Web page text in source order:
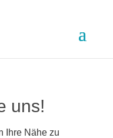
uns!
Ihre Nähe zu